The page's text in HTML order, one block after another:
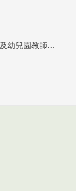
教育部高中等以下學校及幼兒園教師資格檢定考試